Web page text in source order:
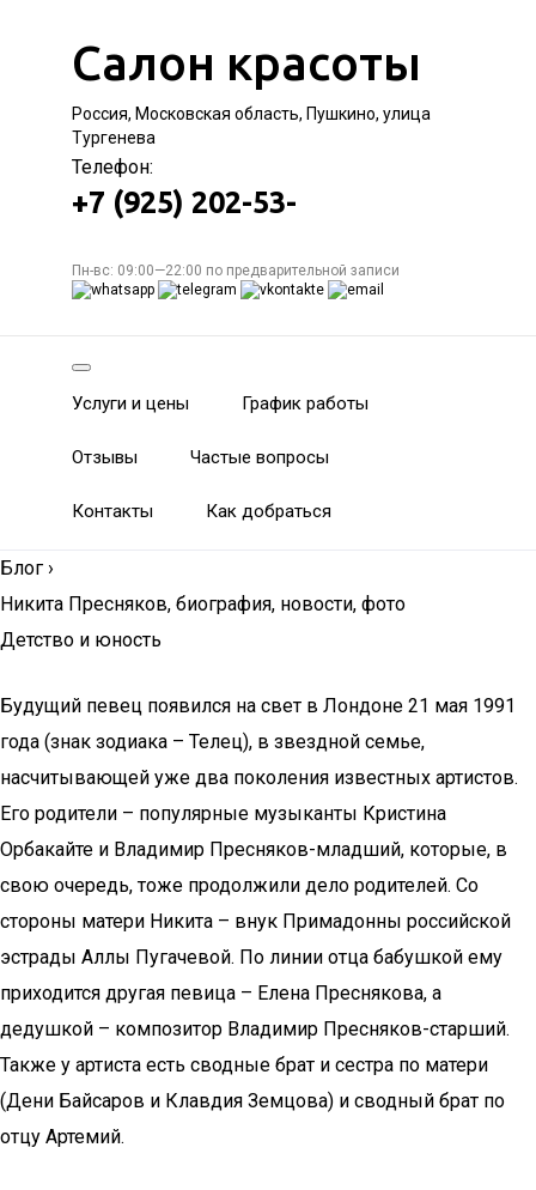
Салон красоты
Россия, Московская область, Пушкино, улица
Тургенева
Телефон:
+7 (925) 202-53-
Пн-вс: 09:00—22:00 по предварительной записи
Услуги и цены График работы
Отзывы Частые вопросы
Контакты Как добраться
Блог ›
Никита Пресняков, биография, новости, фото
Детство и юность
Будущий певец появился на свет в Лондоне 21 мая 1991
года (знак зодиака – Телец), в звездной семье,
насчитывающей уже два поколения известных артистов.
Его родители – популярные музыканты Кристина
Орбакайте и Владимир Пресняков-младший, которые, в
свою очередь, тоже продолжили дело родителей. Со
стороны матери Никита – внук Примадонны российской
эстрады Аллы Пугачевой. По линии отца бабушкой ему
приходится другая певица – Елена Преснякова, а
дедушкой – композитор Владимир Пресняков-старший.
Также у артиста есть сводные брат и сестра по матери
(Дени Байсаров и Клавдия Земцова) и сводный брат по
отцу Артемий.